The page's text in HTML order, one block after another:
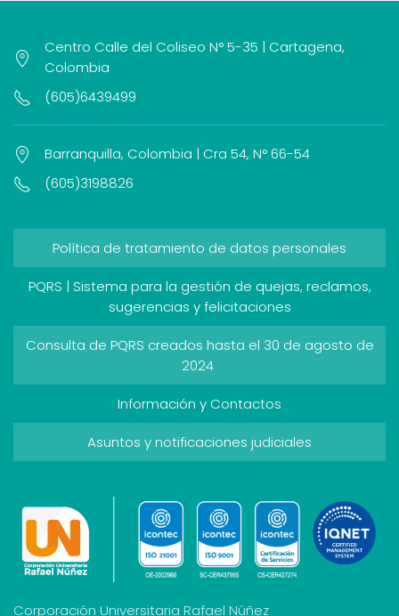
Centro Calle del Coliseo N° 5-35 | Cartagena,
Colombia
(605)6439499
Barranquilla, Colombia | Cra 54, N° 66-54
(605)3198826
Política de tratamiento de datos personales
PQRS | Sistema para la gestión de quejas, reclamos,
sugerencias y felicitaciones
Consulta de PQRS creados hasta el 30 de agosto de
2024
Información y Contactos
Asuntos y notificaciones judiciales
Corporación Universitaria Rafael Núñez